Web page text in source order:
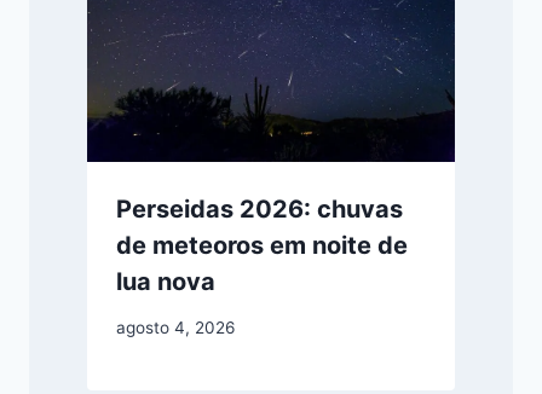
Perseidas 2026: chuvas
de meteoros em noite de
lua nova
agosto 4, 2026